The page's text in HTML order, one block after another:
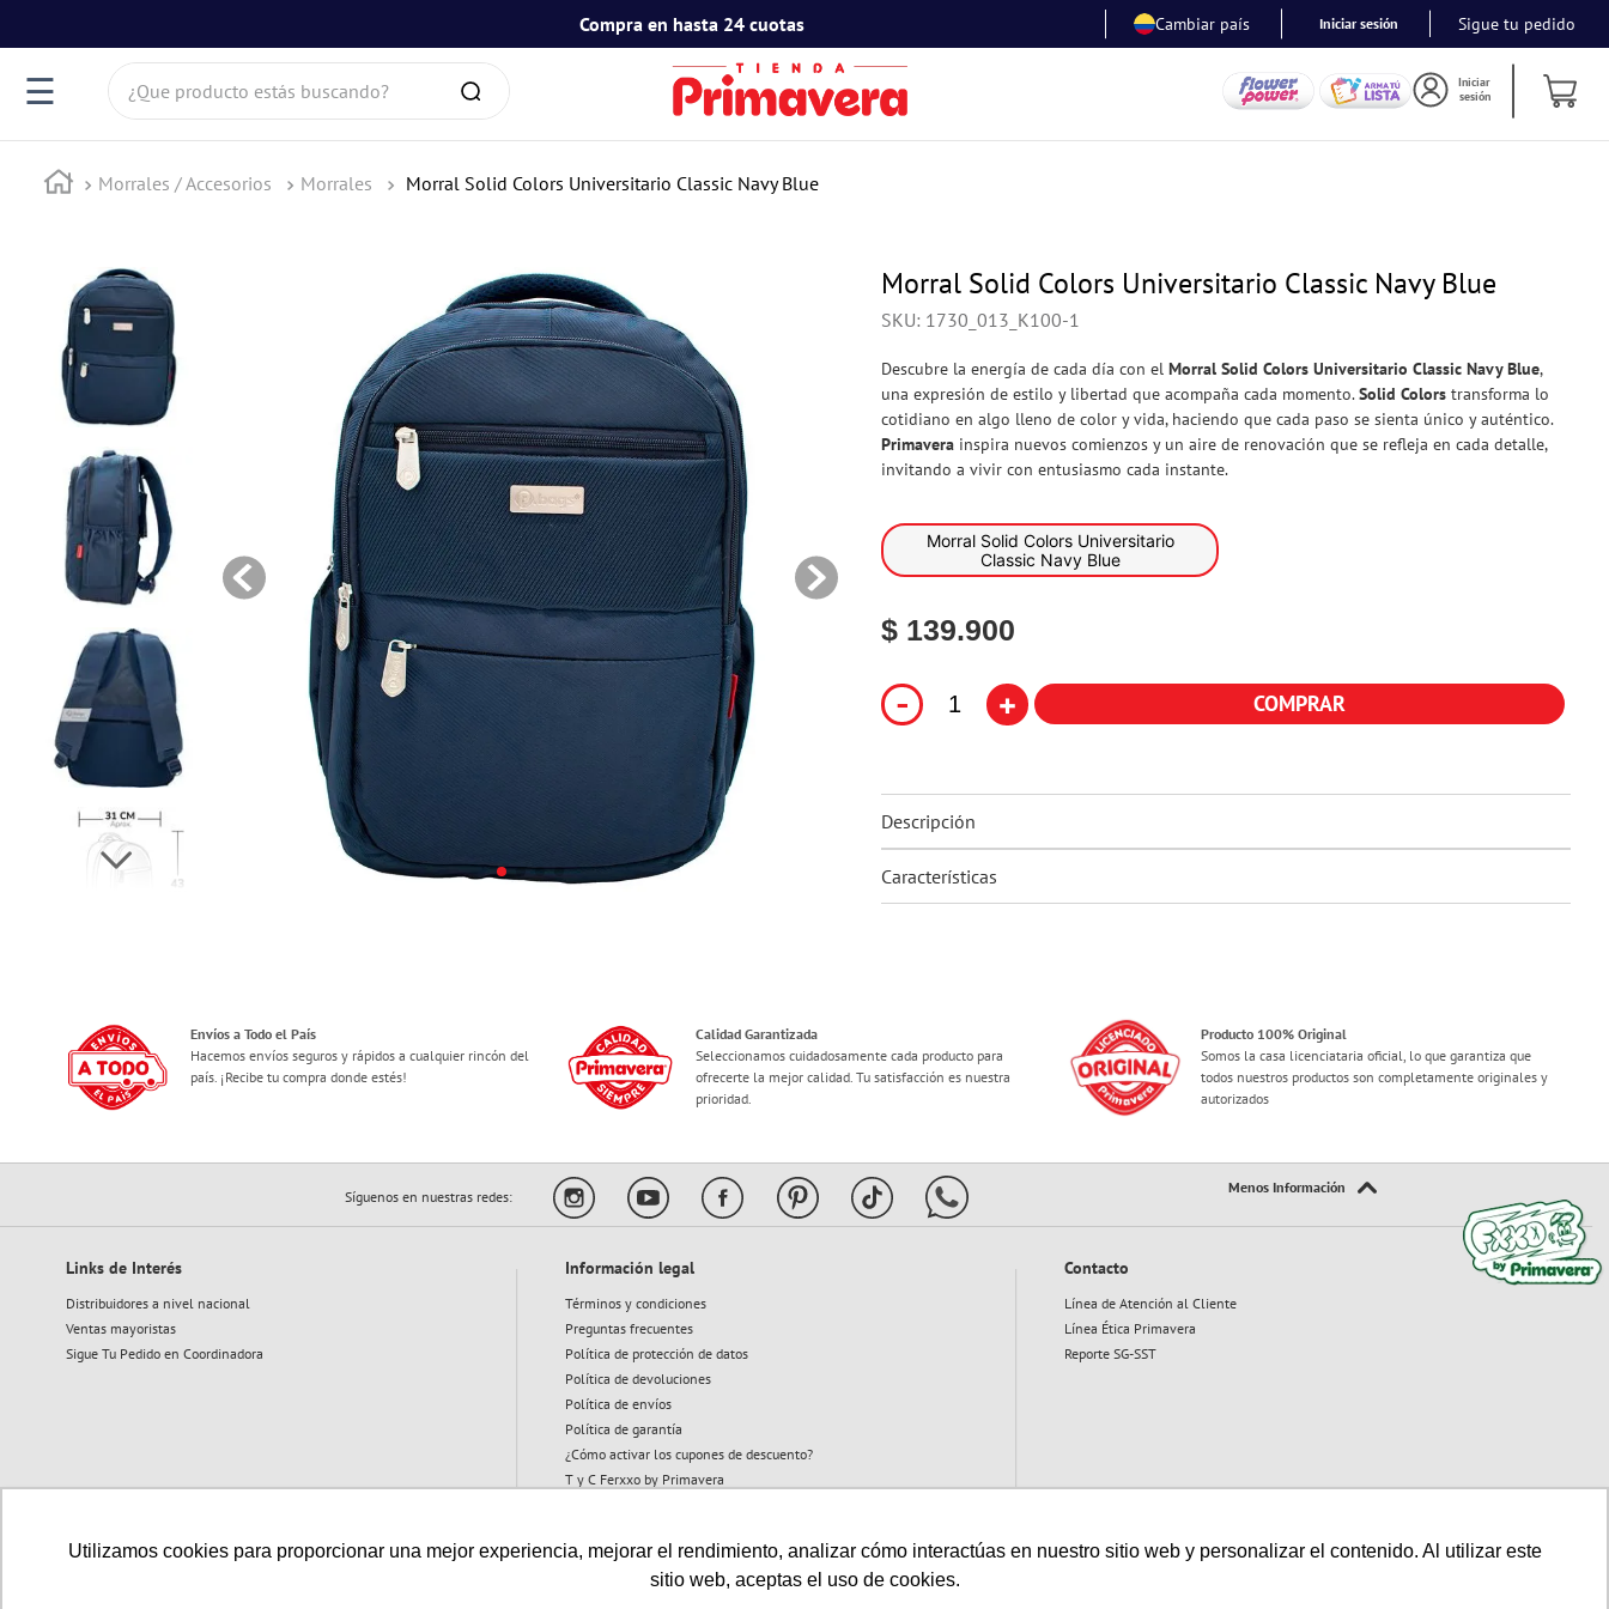
Utilizamos cookies para proporcionar una mejor experiencia, mejorar el rendimiento, analizar cómo interactúas en nuestro sitio web y personalizar el contenido. Al utilizar este
sitio web, aceptas el uso de cookies.
Compra en hasta 24 cuotas Cambiar país Iniciar sesión Sigue tu pedido
☰ ¿Que producto estás buscando?
Iniciar
sesión
Morrales / Accesorios Morrales Morral Solid Colors Universitario Classic Navy Blue
Morral Solid Colors Universitario Classic Navy Blue
SKU: 1730_013_K100-1
Descubre la energía de cada día con el Morral Solid Colors Universitario Classic Navy Blue,
una expresión de estilo y libertad que acompaña cada momento.Solid Colors transforma lo
cotidiano en algo lleno de color y vida, haciendo que cada paso se sienta único y auténtico.
Primavera inspira nuevos comienzos y un aire de renovación que se refleja en cada detalle,
invitando a vivir con entusiasmo cada instante.
Morral Solid Colors Universitario
Classic Navy Blue
$ 139.900
- + COMPRAR
Descripción
Características
Envíos a Todo el País
Hacemos envíos seguros y rápidos a cualquier rincón del
país. ¡Recibe tu compra donde estés!
Calidad Garantizada
Seleccionamos cuidadosamente cada producto para
ofrecerte la mejor calidad. Tu satisfacción es nuestra
prioridad.
Producto 100% Original
Somos la casa licenciataria oficial, lo que garantiza que
todos nuestros productos son completamente originales y
autorizados
Síguenos en nuestras redes:
Links de Interés
Distribuidores a nivel nacional
Ventas mayoristas
Sigue Tu Pedido en Coordinadora
Información legal
Términos y condiciones
Preguntas frecuentes
Política de protección de datos
Política de devoluciones
Política de envíos
Política de garantía
¿Cómo activar los cupones de descuento?
T y C Ferxxo by Primavera
Contacto
Línea de Atención al Cliente
Línea Ética Primavera
Reporte SG-SST
Vigilado:
TÉRMINOS MÁS BUSCADOS
1.
toy story
4.
mafalda
5.
mickey mouse
6 .
minnie mouse
7.
spidey
8.
barbie
9.
flower power
10. ferxxo